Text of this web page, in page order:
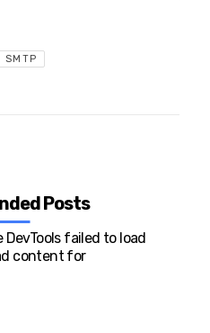
SMTP
Posts
failed to load
content for